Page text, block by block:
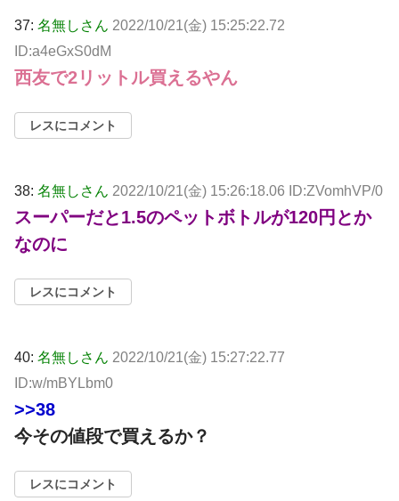
37: 名無しさん 2022/10/21(金) 15:25:22.72
ID:a4eGxS0dM
西友で2リットル買えるやん
レスにコメント
38: 名無しさん 2022/10/21(金) 15:26:18.06 ID:ZVomhVP/0
スーパーだと1.5のペットボトルが120円とか
なのに
レスにコメント
40: 名無しさん 2022/10/21(金) 15:27:22.77
ID:w/mBYLbm0
>>38
今その値段で買えるか？
レスにコメント